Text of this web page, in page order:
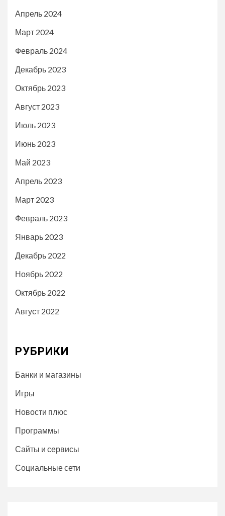
Апрель 2024
Март 2024
Февраль 2024
Декабрь 2023
Октябрь 2023
Август 2023
Июль 2023
Июнь 2023
Май 2023
Апрель 2023
Март 2023
Февраль 2023
Январь 2023
Декабрь 2022
Ноябрь 2022
Октябрь 2022
Август 2022
РУБРИКИ
Банки и магазины
Игры
Новости плюс
Программы
Сайты и сервисы
Социальные сети